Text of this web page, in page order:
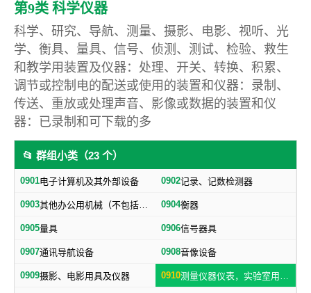
第9类 科学仪器
科学、研究、导航、测量、摄影、电影、视听、光
学、衡具、量具、信号、侦测、测试、检验、救生
和教学用装置及仪器：处理、开关、转换、积累、
调节或控制电的配送或使用的装置和仪器：录制、
传送、重放或处理声音、影像或数据的装置和仪
器：已录制和可下载的多
📂 群组小类（23 个）
0901电子计算机及其外部设备 0902记录、记数检测器
0903 其他办公用机械（不包括打字机、誉写机、油印机） 0904衡器
0905量具 0906信号器具
0907通讯导航设备 0908音像设备
0909摄影、电影用具及仪器 0910 测量仪器仪表，实验室用器具，电测量仪器，科学仪器